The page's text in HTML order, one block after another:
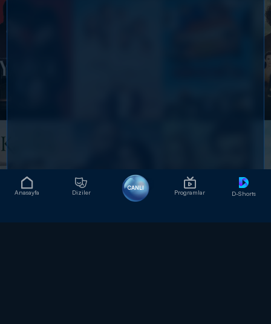
Anasayfa Diziler
CANLI
Programlar D-Shorts